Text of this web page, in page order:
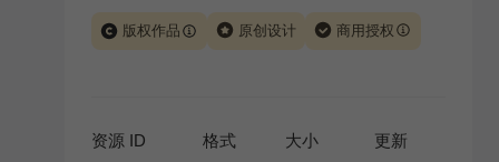
版权作品 原创设计 商用授权
版权声明
条款，禁止任何形式的转让、出售或出租，未
资源 ID 格式 大小 更新